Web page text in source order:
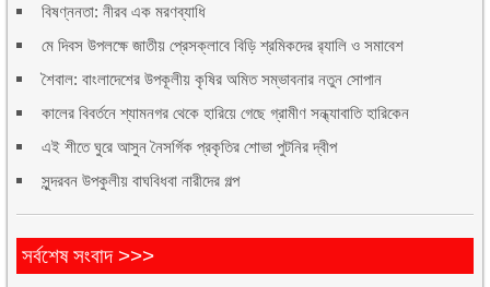
বিষণ্ননতা: নীরব এক মরণব্যাধি
মে দিবস উপলক্ষে জাতীয় প্রেসক্লাবে বিড়ি শ্রমিকদের র‌্যালি ও সমাবেশ
শৈবাল: বাংলাদেশের উপকূলীয় কৃষির অমিত সম্ভাবনার নতুন সোপান
কালের বিবর্তনে শ্যামনগর থেকে হারিয়ে গেছে গ্রামীণ সন্ধ্যাবাতি হারিকেন
এই শীতে ঘুরে আসুন নৈসর্গিক প্রকৃতির শোভা পুটনির দ্বীপ
সুন্দরবন উপকুলীয় বাঘবিধবা নারীদের গল্প
সর্বশেষ সংবাদ >>>